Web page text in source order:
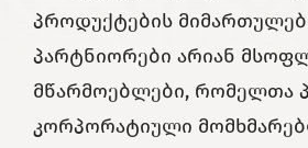
პროდუქტების
პარტნიორები არიან
მწარმოებლები, რომელთა
კორპორატიული